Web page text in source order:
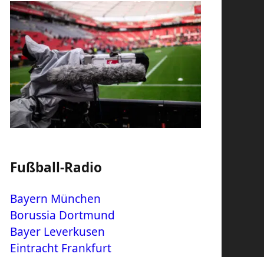
Fußball-Radio
Bayern München
Borussia Dortmund
Bayer Leverkusen
Eintracht Frankfurt